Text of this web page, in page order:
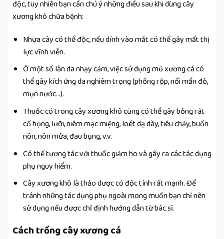
độc, tuy nhiên bạn cần chú ý những điều sau khi dùng cây
xương khô chữa bệnh:
Nhựa cây có thể độc, nếu dính vào mắt có thể gây mất thị
lực vĩnh viễn.
Ở một số làn da nhạy cảm, việc sử dụng mủ xương cá có
thể gây kích ứng da nghiêm trọng (phồng rộp, nổi mẩn đỏ,
mụn nước…).
Thuốc có trong cây xương khô cũng có thể gây bỏng rát
cổ họng, lưỡi, niêm mạc miệng, loét dạ dày, tiêu chảy, buồn
nôn, nôn mửa, đau bụng, v.v.
Có thể tương tác với thuốc giảm ho và gây ra các tác dụng
phụ nguy hiểm.
Cây xương khô là thảo dược có độc tính rất mạnh. Để
tránh những tác dụng phụ ngoài mong muốn bạn chỉ nên
sử dụng nếu được chỉ định hướng dẫn từ bác sĩ.
Cách trồng cây xương cá